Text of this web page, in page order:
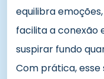
equilibra
facilita a conexão
suspirar fundo
Com prática,